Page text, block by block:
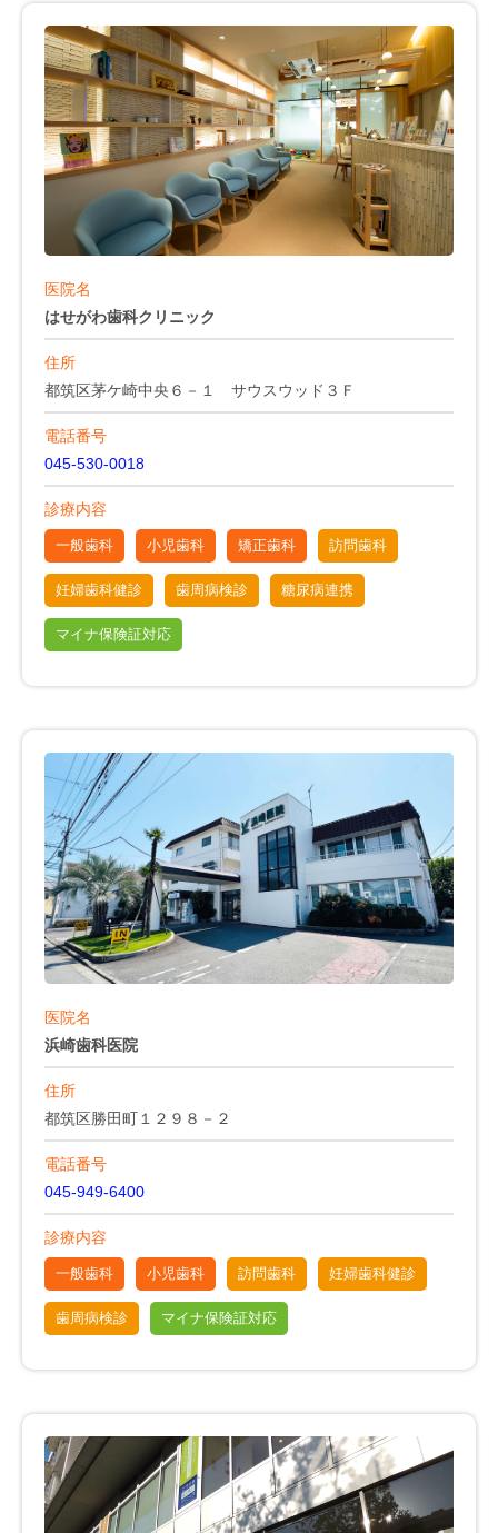
医院名
はせがわ歯科クリニック
住所
都筑区茅ケ崎中央６－１ サウスウッド３Ｆ
電話番号
045-530-0018
診療内容
一般歯科 小児歯科 矯正歯科 訪問歯科
妊婦歯科健診 歯周病検診 糖尿病連携
マイナ保険証対応
医院名
浜崎歯科医院
住所
都筑区勝田町１２９８－２
電話番号
045-949-6400
診療内容
一般歯科 小児歯科 訪問歯科 妊婦歯科健診
歯周病検診 マイナ保険証対応